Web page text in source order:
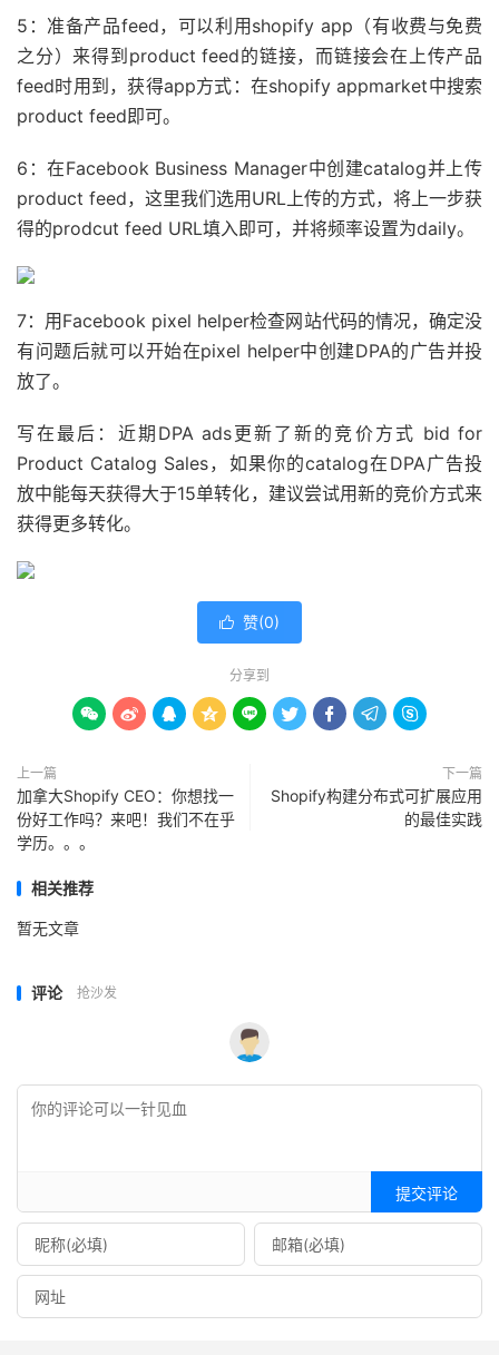
5：准备产品feed，可以利用shopify app（有收费与免费
之分）来得到product feed的链接，而链接会在上传产品
feed时用到，获得app方式：在shopify appmarket中搜索
product feed即可。
6：在Facebook Business Manager中创建catalog并上传
product feed，这里我们选用URL上传的方式，将上一步获
得的prodcut feed URL填入即可，并将频率设置为daily。
7：用Facebook pixel helper检查网站代码的情况，确定没
有问题后就可以开始在pixel helper中创建DPA的广告并投
放了。
写在最后：近期DPA ads更新了新的竞价方式 bid for
Product Catalog Sales，如果你的catalog在DPA广告投
放中能每天获得大于15单转化，建议尝试用新的竞价方式来
获得更多转化。
 赞(0)
分享到
        
上一篇
加拿大Shopify CEO：你想找一
份好工作吗？来吧！我们不在乎
学历。。。
下一篇
Shopify构建分布式可扩展应用
的最佳实践
相关推荐
暂无文章
评论 抢沙发
提交评论